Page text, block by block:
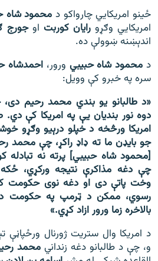
ځینو امریکايي چارواکو د محمود شاه
امریکايي وګړورایان کوربت اوجورج
اندېښنه ښوولې ده.
د محمود شاه حبیبي ورور، احمدشاه
سره په خبرو کې وویل:
«د طالبانو یو بندي محمد رحیم
دوه نور بندیان یې په امریکا کې دي.
امریکا ورڅخه د خپلو درېیو وګړو
جو بایډن ما ته ډاډ راکړ، چې محمد
[محمود شاه حبیبي] پرته نه
چې دغه مذاکرې نتیجه ورکړي،
وخت پاتې دی او دغه نوی حکومت
رسوي، ممکن د ټرمپ په حکومت
بالاخره زما ورور ازاد کړي.»
د امریکا وال ستریت ژورنال ورځپاڼې
و، چې د طالبانو دغه زنداني محمد